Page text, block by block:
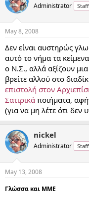
Administrator
May 8, 2008
Δεν είναι αυστηρώς
αυτό το νήμα τα
ο Ν.Σ., αλλά αξίζουν
βρείτε αλλού στο
επιστολή στον
Σατιρικά ποιήματα,
(για να μη λέτε ότι δεν
nickel
Administrator
May 13, 2008
Γλώσσα και ΜΜΕ